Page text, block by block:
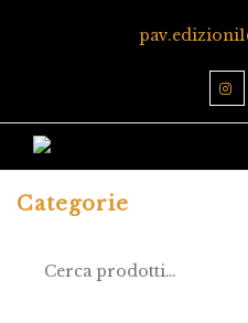
Categorie